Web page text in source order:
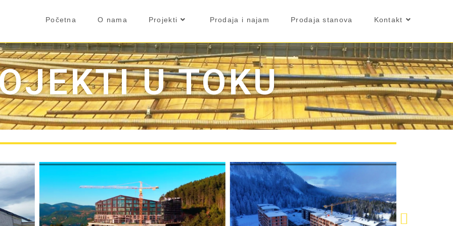
Početna O nama Projekti Prodaja i najam Prodaja stanova Kontakt
U TOKU